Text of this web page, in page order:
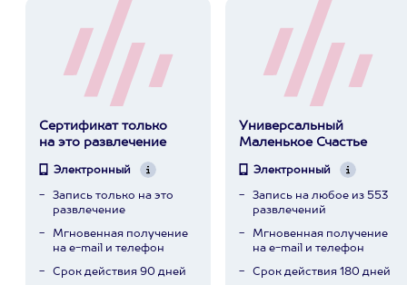
Сертификат только
на это развлечение
Электронный
Запись только на это
развлечение
Мгновенная получение
на e-mail и телефон
Срок действия 90 дней
Универсальный
Маленькое Счастье
Электронный
Запись на любое из 553
развлечений
Мгновенная получение
на e-mail и телефон
Срок действия 180 дней